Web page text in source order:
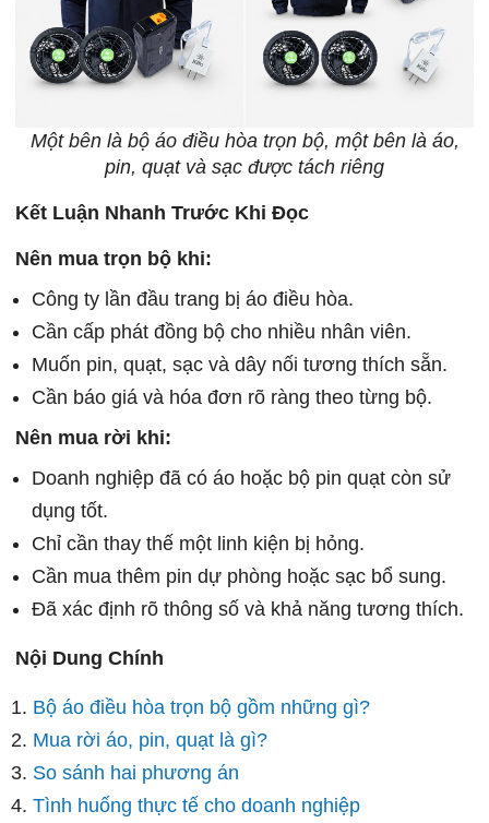
Một bên là bộ áo điều hòa trọn bộ, một bên là áo,
pin, quạt và sạc được tách riêng
Kết Luận Nhanh Trước Khi Đọc
Nên mua trọn bộ khi:
Công ty lần đầu trang bị áo điều hòa.
Cần cấp phát đồng bộ cho nhiều nhân viên.
Muốn pin, quạt, sạc và dây nối tương thích sẵn.
Cần báo giá và hóa đơn rõ ràng theo từng bộ.
Nên mua rời khi:
Doanh nghiệp đã có áo hoặc bộ pin quạt còn sử
dụng tốt.
Chỉ cần thay thế một linh kiện bị hỏng.
Cần mua thêm pin dự phòng hoặc sạc bổ sung.
Đã xác định rõ thông số và khả năng tương thích.
Nội Dung Chính
Bộ áo điều hòa trọn bộ gồm những gì?
Mua rời áo, pin, quạt là gì?
So sánh hai phương án
Tình huống thực tế cho doanh nghiệp